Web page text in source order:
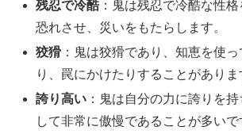
残忍で冷酷：鬼は残忍で冷酷な性
恐れさせ、災いをもたらします。
狡猾 ：鬼は狡猾であり、知恵を使
り、罠にかけたりすることがありま
誇り高い ：鬼は自分の力に誇りを
して非常に傲慢であることが多いで